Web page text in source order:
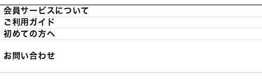
会員サービスについて
ご利用ガイド
初めての方へ
お問い合わせ